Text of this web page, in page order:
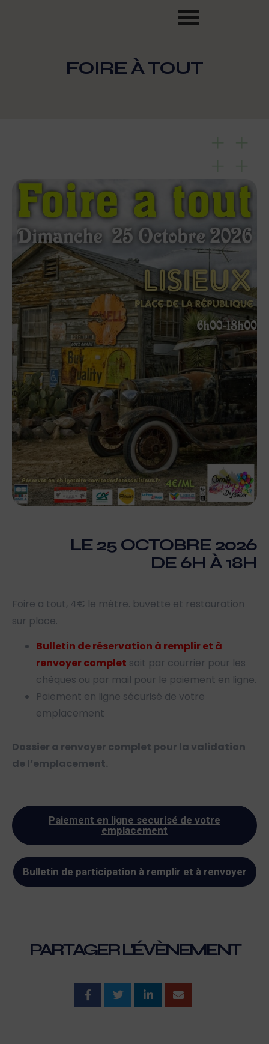
FOIRE À TOUT
LE 25 OCTOBRE 2026
DE 6H À 18H
Foire a tout, 4€ le mètre. buvette et restauration
sur place.
Bulletin de réservation à remplir et à
renvoyer complet soit par courrier pour les
chèques ou par mail pour le paiement en ligne.
Paiement en ligne sécurisé de votre
emplacement
Dossier a renvoyer complet pour la validation
de l’emplacement.
Paiement en ligne securisé de votre
emplacement
Bulletin de participation à remplir et à renvoyer
PARTAGER L'ÉVÈNEMENT